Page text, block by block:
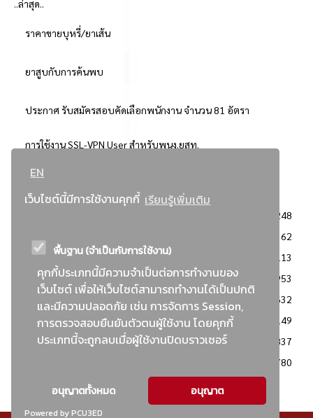
EN
เว็บไซต์นี้มีการใช้งานคุกกี้ เรียนรู้เพิ่มเติม
พื้นฐาน (จำเป็นกับการใช้งาน)
คุกกี้ประเภทนี้มีความจำเป็นต่อการทำงานของ
เว็บไซต์ เพื่อให้เว็บไซต์สามารถทำงานได้เป็นปกติ
และมีความปลอดภัย เช่น การจัดการ Session,
การตรวจสอบยืนยันตัวตนผู้ใช้งาน โดยคุกกี้
ประเภทนี้จะถูกลบเมื่อผู้ใช้งานปิดบราวเซอร์
อนุญาตทั้งหมด อนุญาต
Powered by PCU3ED
..ล่าสุด..
ราคาขายบุหรี่/ยาเส้น
ยาสูบกับการค้นพบ
ประกาศ รับสมัครสอบคัดเลือกพนักงาน จำนวน 81 อัตรา
การใช้งาน SSL-VPN User สำหรับพนง.ยสท.
..ยอดนิยม..
3248
2362
: วิธีเฉพาะเจาะจง
2113
ข่าวสาร/ประกาศ
1953
: เอกสารส่งเสริมความโปร่งใสในการจัดซื้อจัดจ้าง
1632
ข่าวสารจัดซื้อจัดจ้าง
1149
: แผนการจัดซื้อจัดจ้าง
837
780